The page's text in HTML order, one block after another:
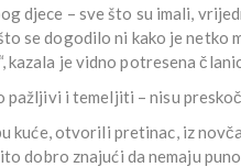
djece – sve što su imali,
se dogodilo ni kako je netko
kazala je vidno potresena
pažljivi i temeljiti – nisu
kuće, otvorili pretinac, iz
dobro znajući da nemaju puno